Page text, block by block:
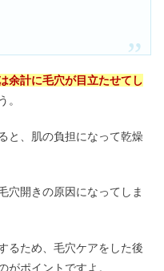
余計に毛穴が目立たせてし
。
と、肌の負担になって乾燥
穴開きの原因になってしま
るため、毛穴ケアをした後
がポイントですよ。